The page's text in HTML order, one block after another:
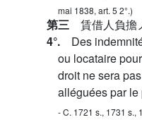
mai 1838, art. 5 2°.)
第三 賃借人負擔
4°. Des
ou locataire
droit ne sera
alléguées par le
- C. 1721 s., 1731 s.,